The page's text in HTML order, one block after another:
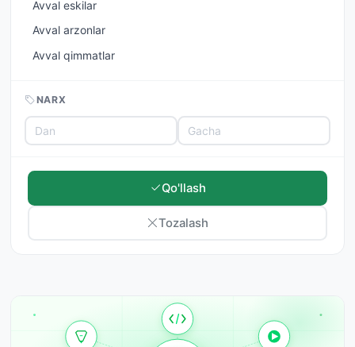
Avval eskilar
Avval arzonlar
Avval qimmatlar
NARX
Qo'llash
Tozalash